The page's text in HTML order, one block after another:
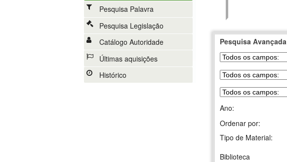
Pesquisa Palavra
Pesquisa Legislação
Catálogo Autoridade
Últimas aquisições
Histórico
Pesquisa Avançada
Ano:
Ordenar por:
Tipo de Material:
Biblioteca